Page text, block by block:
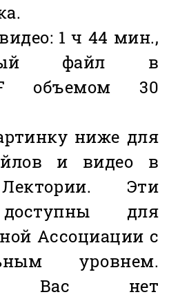
1 ч 44 мин.,
файл в
объемом 30
ниже для
и видео в
Эти
для
Ассоциации с
уровнем.
Вас нет